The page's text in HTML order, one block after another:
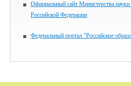
Официальный сайт Министерства
Российской Федерации
Федеральный портал "Российское